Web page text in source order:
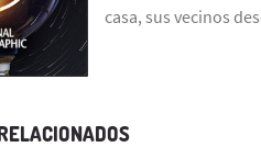
casa, sus vecinos